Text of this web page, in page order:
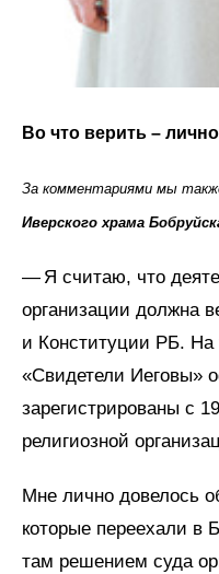
Во что верить –
За комментариями мы
Иверского храма
— Я считаю, что
организации должна
и Конституции РБ. На
«Свидетели Иеговы»
зарегистрированы с
религиозной
Мне лично довелось
которые переехали в
там решением суда